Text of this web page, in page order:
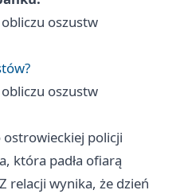
oszustw
oszustw
policji
która padła ofiarą
relacji wynika, że dzień